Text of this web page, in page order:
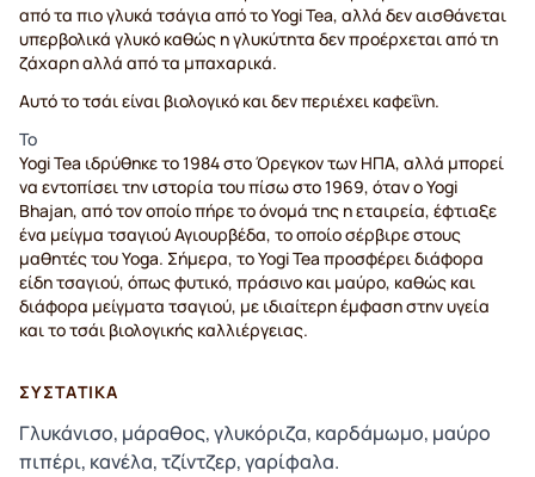
από τα πιο γλυκά τσάγια από το Yogi Tea, αλλά δεν αισθάνεται
υπερβολικά γλυκό καθώς η γλυκύτητα δεν προέρχεται από τη
ζάχαρη αλλά από τα μπαχαρικά.
Αυτό το τσάι είναι βιολογικό και δεν περιέχει καφεΐνη.
Το
Yogi Tea ιδρύθηκε το 1984 στο Όρεγκον των ΗΠΑ, αλλά μπορεί
να εντοπίσει την ιστορία του πίσω στο 1969, όταν ο Yogi
Bhajan, από τον οποίο πήρε το όνομά της η εταιρεία, έφτιαξε
ένα μείγμα τσαγιού Αγιουρβέδα, το οποίο σέρβιρε στους
μαθητές του Yoga. Σήμερα, το Yogi Tea προσφέρει διάφορα
είδη τσαγιού, όπως φυτικό, πράσινο και μαύρο, καθώς και
διάφορα μείγματα τσαγιού, με ιδιαίτερη έμφαση στην υγεία
και το τσάι βιολογικής καλλιέργειας.
ΣΥΣΤΑΤΙΚΆ
Γλυκάνισο, μάραθος, γλυκόριζα, καρδάμωμο, μαύρο
πιπέρι, κανέλα, τζίντζερ, γαρίφαλα.